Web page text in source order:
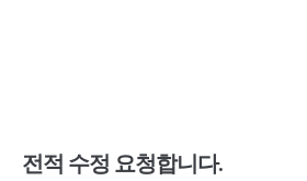
전적 수정 요청합니다.